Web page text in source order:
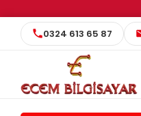
0324 613 65 87